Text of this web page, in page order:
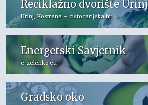
Reciklažno dvorište Urinj
Urinj, Kostrena – cistocarijeka.hr
Energetski Savjetnik
e-zelenko.eu
Gradsko oko